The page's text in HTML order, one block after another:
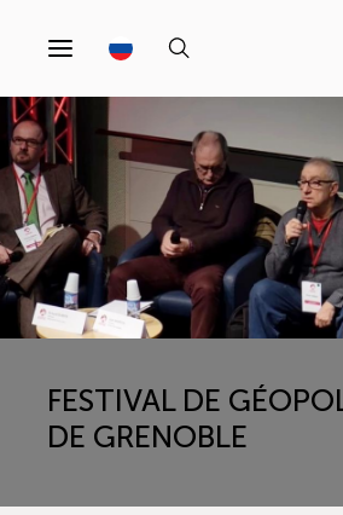
FESTIVAL DE
DE GRENOBLE